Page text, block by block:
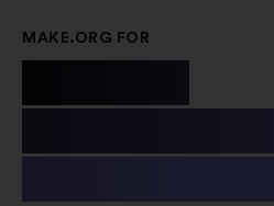
MAKE.ORG FOR